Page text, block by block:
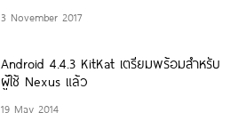
3 November 2017
Android 4.4.3 KitKat เตรียมพร้อมสำหรับ
ผู้ใช้ Nexus แล้ว
19 May 2014